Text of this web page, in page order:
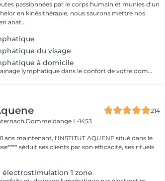
passionnées par le corps humain et munies d'un
en kinésithérapie, nous saurons mettre nos
anat...
du visage
à domicile
Profitez d'un drainage lymphatique dans le confort de votre domicile Corps et/ou visage Secteur luxembourg ville ou proche (15min environ du salon à Neudorf) Adaptable pour les femmes enceintes Prévoir 30min de déplacement, ainsi si vous prenez rendez-vous pour 12h, comptez sur un début du massage pour 12h30. Ce temps de trajet n'est pas facturé mais il est à prendre en compte dans le planning
214
Dommeldange L-1453
ans maintenant, l'INSTITUT AQUENE situé dans le
séduit ses clients par son efficacité, ses rituels
électrostimulation 1 zone